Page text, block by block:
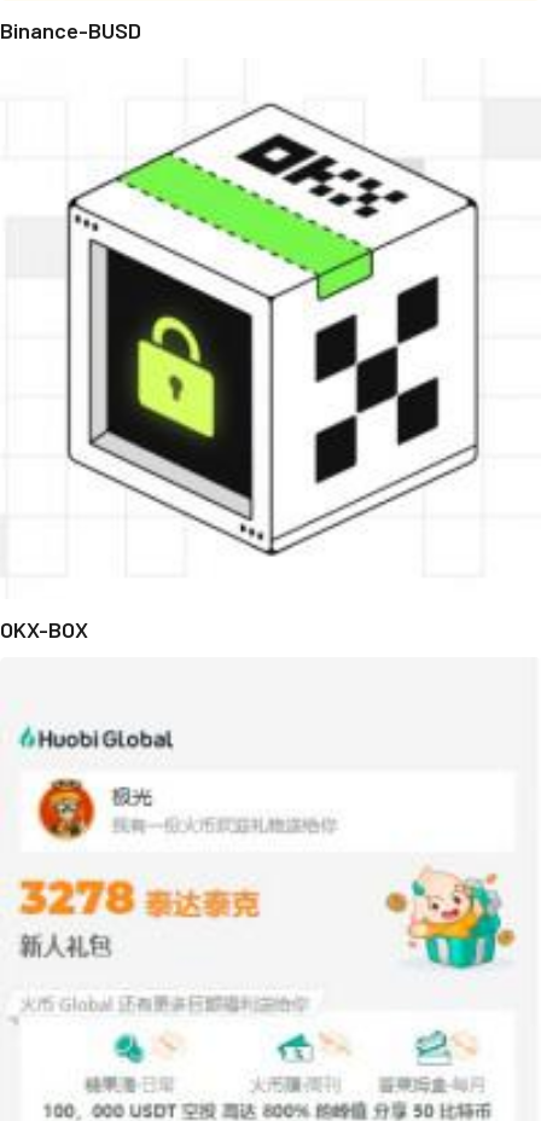
Binance-BUSD
OKX-BOX